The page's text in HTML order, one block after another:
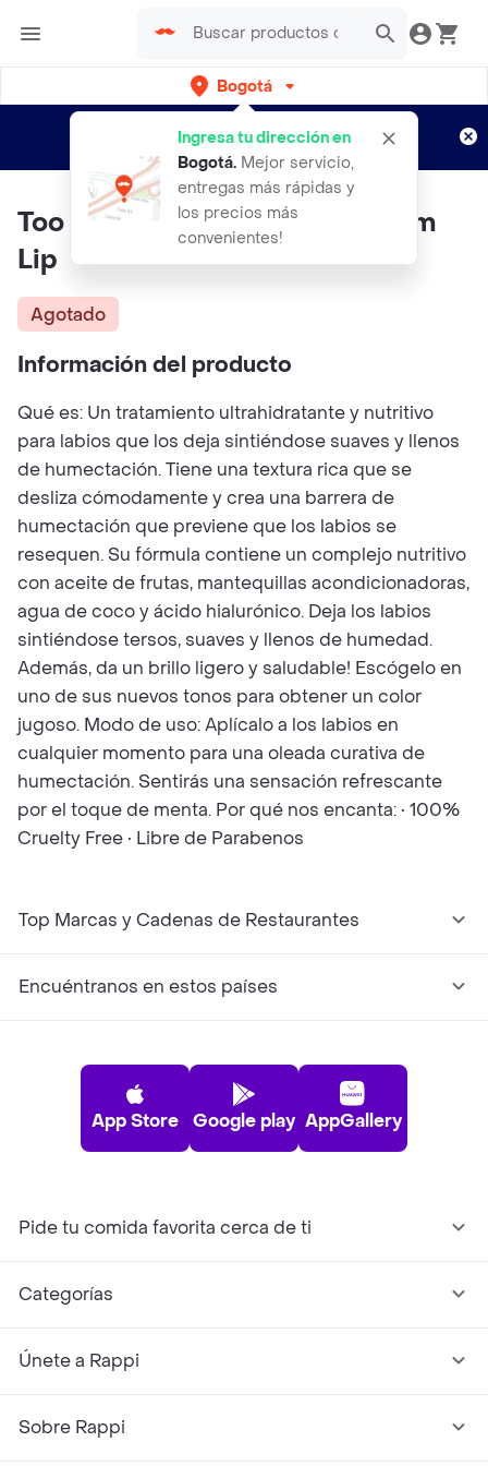
Bogotá
Ingresa tu dirección en
Bogotá. Mejor servicio,
entregas más rápidas y
los precios más
convenientes!
envíos gratis por semanas
Aplican TyC
Too Faced Hangover Pillow Balm
Lip
Agotado
Información del producto
Qué es: Un tratamiento ultrahidratante y nutritivo
para labios que los deja sintiéndose suaves y llenos
de humectación. Tiene una textura rica que se
desliza cómodamente y crea una barrera de
humectación que previene que los labios se
resequen. Su fórmula contiene un complejo nutritivo
con aceite de frutas, mantequillas acondicionadoras,
agua de coco y ácido hialurónico. Deja los labios
sintiéndose tersos, suaves y llenos de humedad.
Además, da un brillo ligero y saludable! Escógelo en
uno de sus nuevos tonos para obtener un color
jugoso. Modo de uso: Aplícalo a los labios en
cualquier momento para una oleada curativa de
humectación. Sentirás una sensación refrescante
por el toque de menta. Por qué nos encanta: • 100%
Cruelty Free • Libre de Parabenos
Top Marcas y Cadenas de Restaurantes
Encuéntranos en estos países
App Store Google play AppGallery
Pide tu comida favorita cerca de ti
Categorías
Únete a Rappi
Sobre Rappi